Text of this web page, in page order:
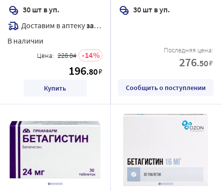
30 шт в уп.
Доставим в аптекузавтра
В наличии
Цена: 228.84 14
196.80₽
Купить
30 шт в уп.
Последняя цена:
276.50₽
Сообщить о поступлении